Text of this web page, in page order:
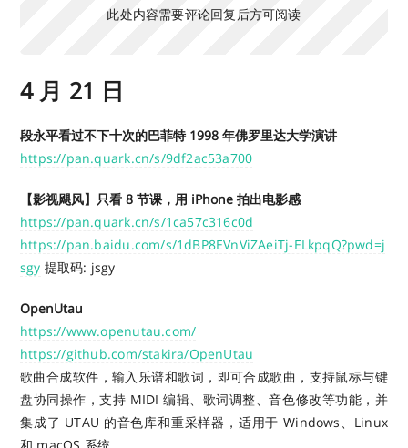
此处内容需要评论回复后方可阅读
4 月 21 日
段永平看过不下十次的巴菲特 1998 年佛罗里达大学演讲
https://pan.quark.cn/s/9df2ac53a700
【影视飓风】只看 8 节课，用 iPhone 拍出电影感
https://pan.quark.cn/s/1ca57c316c0d
https://pan.baidu.com/s/1dBP8EVnViZAeiTj-ELkpqQ?pwd=j
sgy 提取码: jsgy
OpenUtau
https://www.openutau.com/
https://github.com/stakira/OpenUtau
歌曲合成软件，输入乐谱和歌词，即可合成歌曲，支持鼠标与键
盘协同操作，支持 MIDI 编辑、歌词调整、音色修改等功能，并
集成了 UTAU 的音色库和重采样器，适用于 Windows、Linux
和 macOS 系统。